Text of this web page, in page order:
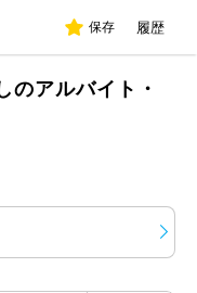
保存 履歴
のアルバイト・